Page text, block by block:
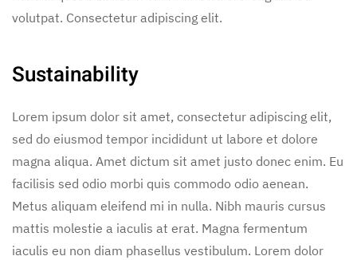
volutpat. Consectetur adipiscing elit.
Sustainability
Lorem ipsum dolor sit amet, consectetur adipiscing elit,
sed do eiusmod tempor incididunt ut labore et dolore
magna aliqua. Amet dictum sit amet justo donec enim. Eu
facilisis sed odio morbi quis commodo odio aenean.
Metus aliquam eleifend mi in nulla. Nibh mauris cursus
mattis molestie a iaculis at erat. Magna fermentum
iaculis eu non diam phasellus vestibulum. Lorem dolor